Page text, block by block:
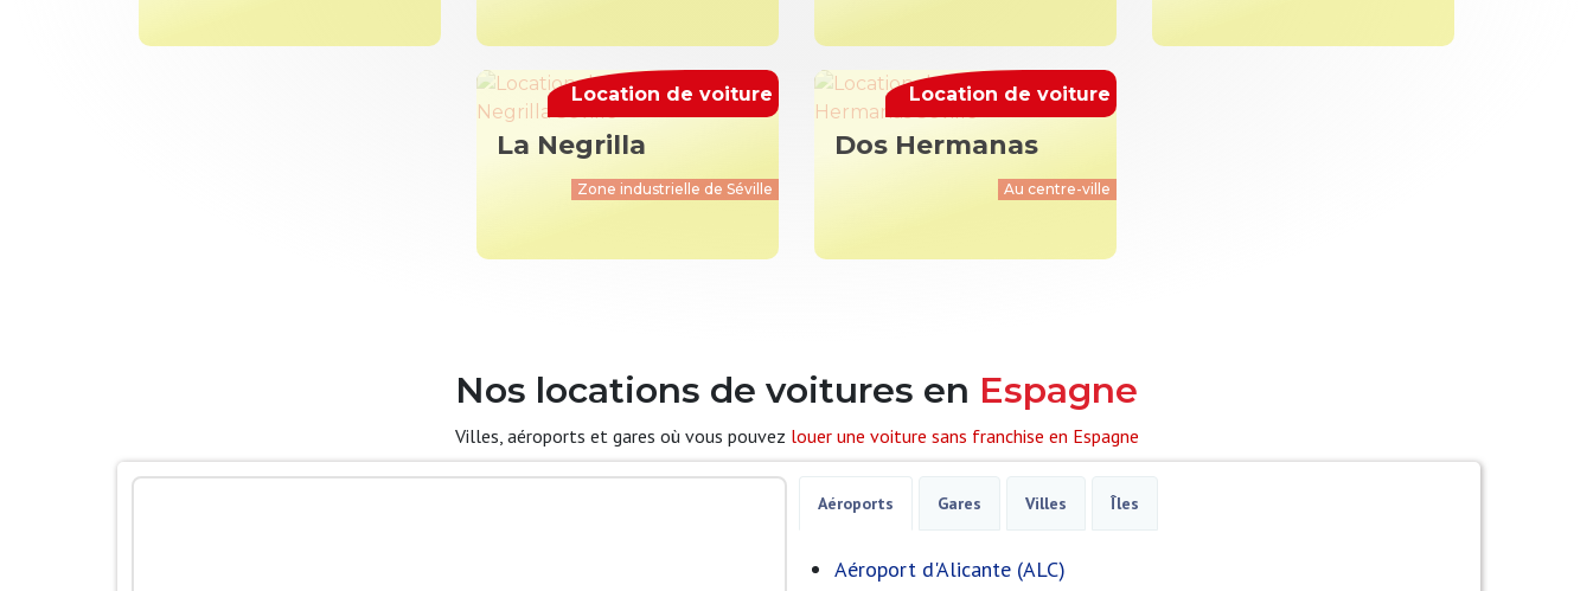
La Negrilla
Zone industrielle de Séville
Location de voiture
Dos Hermanas
Au centre-ville
Location de voiture
Nos locations de voitures en Espagne
Villes, aéroports et gares où vous pouvez louer une voiture sans franchise en Espagne
Aéroports Gares Villes Îles
Aéroport d'Alicante (ALC)